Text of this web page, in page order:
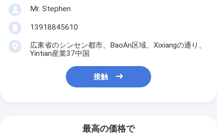
Mr. Stephen
13918845610
広東省のシンセン都市、BaoAn区域、Xixiangの通り、
Yintian産業37中国
接触
最高の価格で